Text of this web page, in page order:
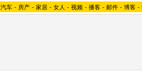
汽车 - 房产 - 家居 - 女人 - 视频 - 播客 - 邮件 - 博客 -